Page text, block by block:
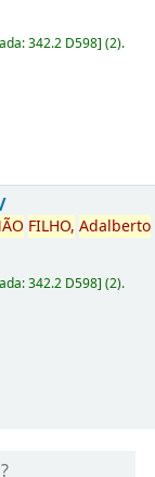
342.2 D598](2).
FILHO, Adalberto
342.2 D598](2).